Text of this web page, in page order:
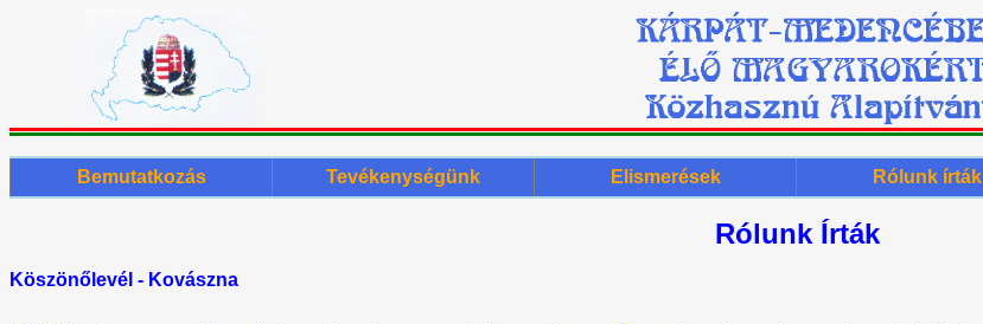
Bemutatkozás Tevékenységünk Elismerések Rólunk írták
Rólunk Írták
Köszönőlevél - Kovászna